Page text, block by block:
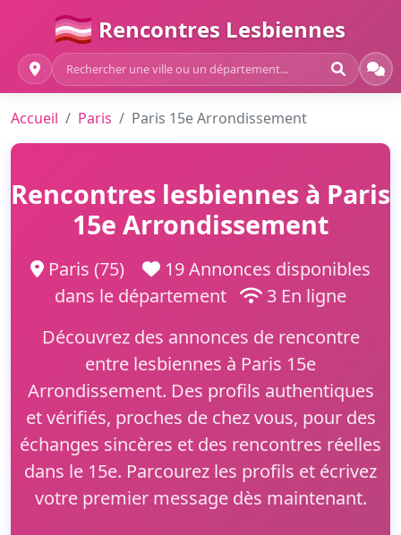
Rencontres Lesbiennes
Accueil Paris Paris 15e Arrondissement
Rencontres lesbiennes à Paris
15e Arrondissement
Paris (75)
19 Annonces disponibles
dans le département
3 En ligne
Découvrez des annonces de rencontre
entre lesbiennes à Paris 15e
Arrondissement. Des profils authentiques
et vérifiés, proches de chez vous, pour des
échanges sincères et des rencontres réelles
dans le 15e. Parcourez les profils et écrivez
votre premier message dès maintenant.